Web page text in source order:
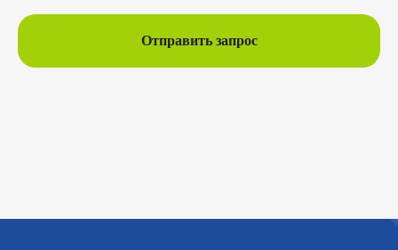
Отправить запрос